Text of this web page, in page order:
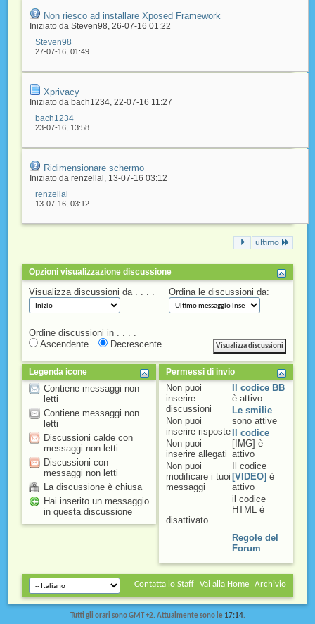
Non riesco ad installare Xposed Framework
Iniziato daSteven98‎, 26-07-16 01:22
Steven98
27-07-16, 01:49
Xprivacy
Iniziato da bach1234‎, 22-07-16 11:27
bach1234
23-07-16, 13:58
Ridimensionare schermo
Iniziato darenzellal ‎, 13-07-16 03:12
renzellal
13-07-16, 03:12
ultimo
Opzioni visualizzazione discussione
Visualizza discussioni da . . . . Ordina le discussioni da:
Ordine discussioni in . . . .
Ascendente
Decrescente
Legenda icone
Contiene messaggi non
letti
Contiene messaggi non
letti
Discussioni calde con
messaggi non letti
Discussioni con
messaggi non letti
La discussione è chiusa
Hai inserito un messaggio
in questa discussione
Permessi di invio
Non puoi
inserire
discussioni
Non puoi
inserire risposte
Non puoi
inserire allegati
Non puoi
modificare i tuoi
messaggi
Il codice BB
è attivo
Le smilie
sono attive
Il codice
[IMG] è
attivo
Il codice
[VIDEO] è
attivo
il codice
HTML è
disattivato
Regole del
Forum
Contatta lo Staff Vai alla Home Archivio
Tutti gli orari sono GMT +2. Attualmente sono le 17:14.